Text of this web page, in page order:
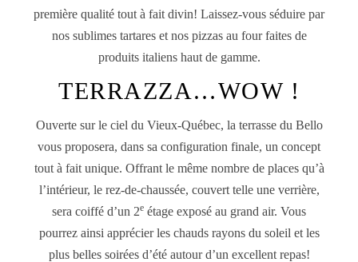
première qualité tout à fait divin! Laissez-vous séduire par
nos sublimes tartares et nos pizzas au four faites de
produits italiens haut de gamme.
TERRAZZA…WOW !
Ouverte sur le ciel du Vieux-Québec, la terrasse du Bello
vous proposera, dans sa configuration finale, un concept
tout à fait unique. Offrant le même nombre de places qu’à
l’intérieur, le rez-de-chaussée, couvert telle une verrière,
sera coiffé d’un 2e étage exposé au grand air. Vous
pourrez ainsi apprécier les chauds rayons du soleil et les
plus belles soirées d’été autour d’un excellent repas!